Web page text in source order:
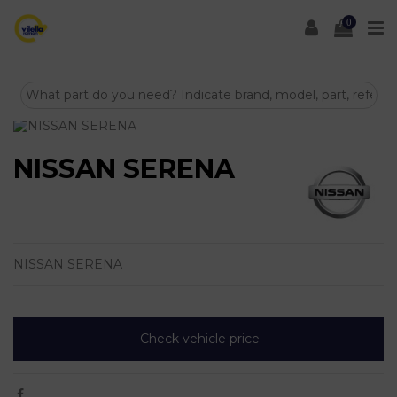
0
NISSAN SERENA
NISSAN SERENA
Check vehicle price